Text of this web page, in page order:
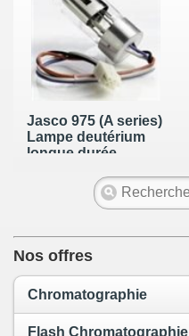
Jasco 975 (A series)
Lampe deutérium
longue durée
5330-0092)
Nos offres
Chromatographie
Flash Chromatographie